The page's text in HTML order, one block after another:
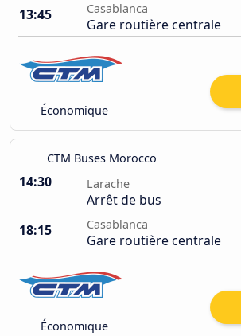
13:45
Casablanca
Gare routière centrale
Économique
CTM Buses Morocco
14:30 Larache
Arrêt de bus
18:15
Casablanca
Gare routière centrale
Économique